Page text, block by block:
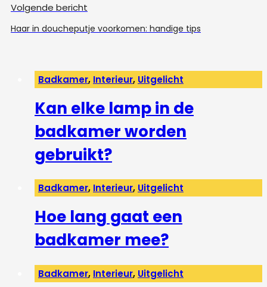
Volgende bericht
Haar in doucheputje voorkomen: handige tips
Badkamer, Interieur, Uitgelicht
Kan elke lamp in de
badkamer worden
gebruikt?
Badkamer, Interieur, Uitgelicht
Hoe lang gaat een
badkamer mee?
Badkamer, Interieur, Uitgelicht